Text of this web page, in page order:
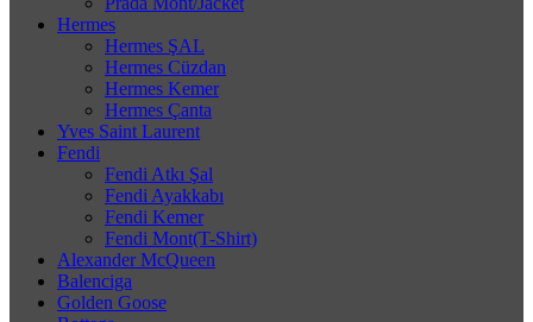
Hermes
Hermes ŞAL
Hermes Cüzdan
Hermes Kemer
Hermes Çanta
Yves Saint Laurent
Fendi
Fendi Atkı Şal
Fendi Ayakkabı
Fendi Kemer
Fendi Mont(T-Shirt)
Alexander McQueen
Balenciga
Golden Goose